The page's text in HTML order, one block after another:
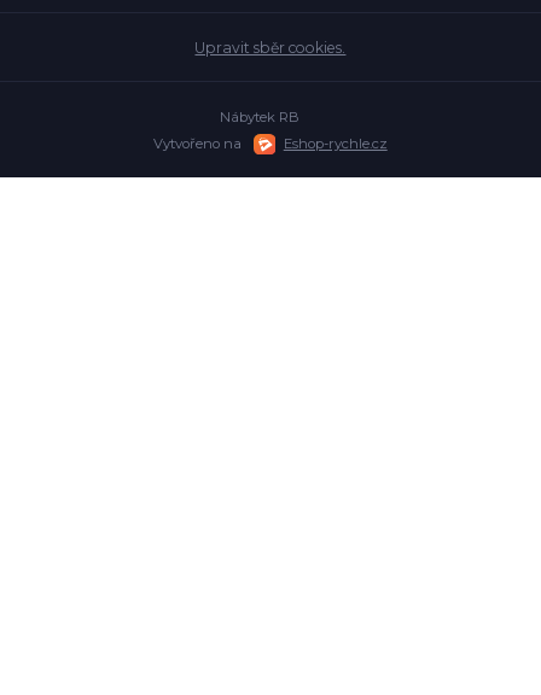
Upravit sběr cookies.
Nábytek RB
Vytvořeno na
Eshop-rychle.cz